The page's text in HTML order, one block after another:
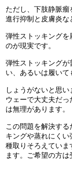
ただし、下肢静脈瘤
進行抑制と皮膚炎な
弾性ストッキング
のが現実です。
弾性ストッキング
い、あるいは履いて
しょうがないと思
ウェーで大丈夫だ
は無理があります。
この問題を解決す
キングや蒸れにく
種取りそろえていま
ます。ご希望の方は